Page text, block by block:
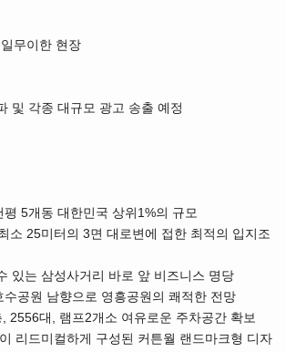
무이한 현장
및 각종 대규모 광고 송출 예정
평 5개동 대한민국 상위 1%의 규모
소 25미터의 3면 대로변에 접한 최적의 입지조
있는 삼성사거리 바로 앞 비즈니스 명당
수공원 남향으로 영흥공원의 쾌적한 전망
, 2556대 , 램프2개소 여유로운 주차공간 확보
리드미컬하게 구성된 커튼월 랜드마크형 디자